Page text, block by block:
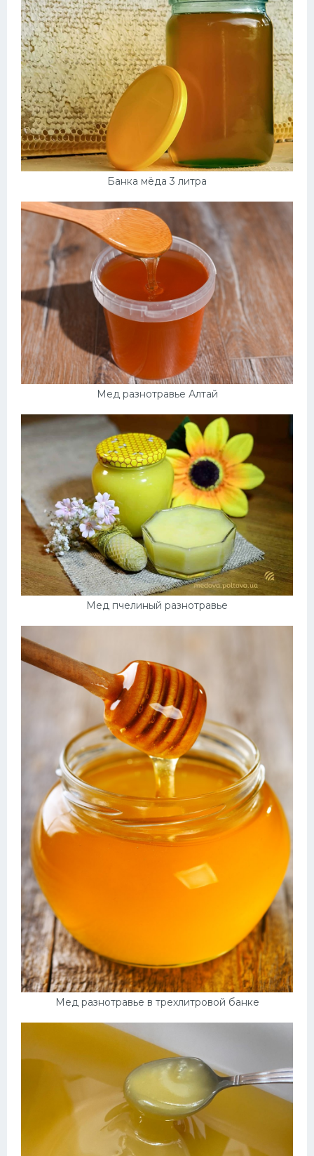
Банка мёда 3 литра
Мед разнотравье Алтай
Мед пчелиный разнотравье
Мед разнотравье в трехлитровой банке